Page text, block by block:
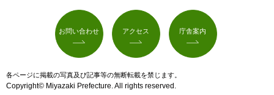
お問い合わせ アクセス 庁舎案内
各ページに掲載の写真及び記事等の無断転載を禁じます。
Copyright© Miyazaki Prefecture. All rights reserved.